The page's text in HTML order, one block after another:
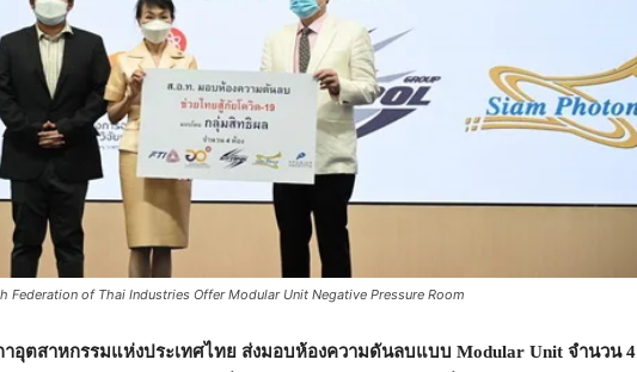
Federation of Thai Industries Offer Modular Unit Negative Pressure Room
อุตสาหกรรมแห่งประเทศไทย ส่งมอบห้องความดันลบแบบ Modular Unit จำนวน 4